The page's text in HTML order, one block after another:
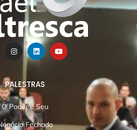
PALESTRAS
O Poder é Seu
Fechado